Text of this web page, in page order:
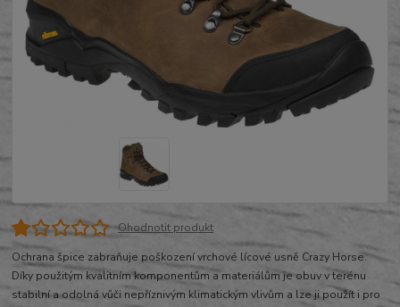
Ohodnotit produkt
Ochrana špice zabraňuje poškození vrchové lícové usně Crazy Horse.
Díky použitým kvalitním komponentům a materiálům je obuv v terénu
stabilní a odolná vůči nepříznivým klimatickým vlivům a lze ji použít i pro